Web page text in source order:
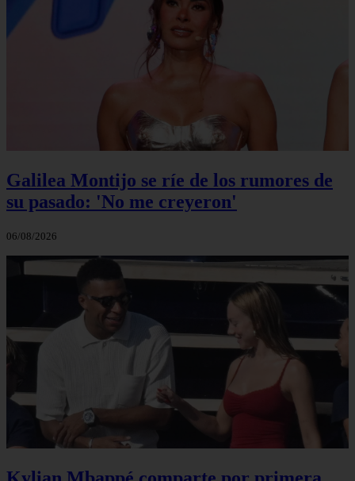
Galilea Montijo se ríe de los rumores de
su pasado: 'No me creyeron'
06/08/2026